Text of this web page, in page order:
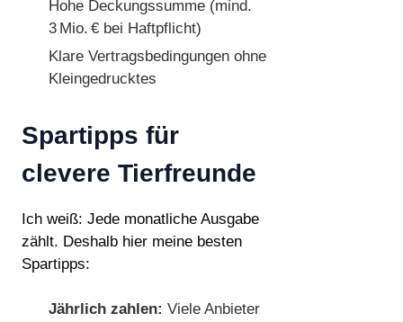
Hohe Deckungssumme (mind.
3 Mio. € bei Haftpflicht)
Klare Vertragsbedingungen ohne
Kleingedrucktes
Spartipps für
clevere Tierfreunde
Ich weiß: Jede monatliche Ausgabe
zählt. Deshalb hier meine besten
Spartipps:
Jährlich zahlen: Viele Anbieter